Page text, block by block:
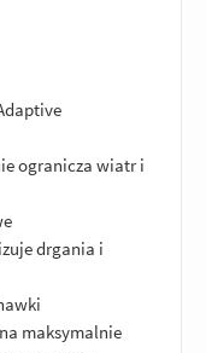
ogranicza wiatr i
drgania i
maksymalnie